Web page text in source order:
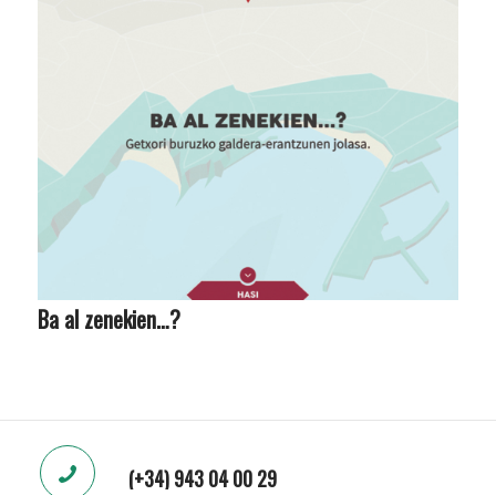
Ba al zenekien…?
(+34) 943 04 00 29